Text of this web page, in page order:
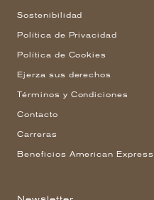
Sostenibilidad
Política de Privacidad
Política de Cookies
Ejerza sus derechos
Términos y Condiciones
Contacto
Carreras
Beneficios American Express